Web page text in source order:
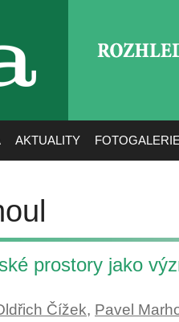
AKTUALITY
prostory jako
Čížek, Pavel